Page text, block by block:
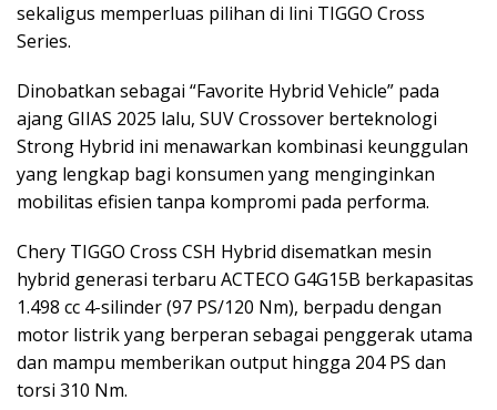
sekaligus memperluas pilihan di lini TIGGO Cross
Series.
Dinobatkan sebagai “Favorite Hybrid Vehicle” pada
ajang GIIAS 2025 lalu, SUV Crossover berteknologi
Strong Hybrid ini menawarkan kombinasi keunggulan
yang lengkap bagi konsumen yang menginginkan
mobilitas efisien tanpa kompromi pada performa.
Chery TIGGO Cross CSH Hybrid disematkan mesin
hybrid generasi terbaru ACTECO G4G15B berkapasitas
1.498 cc 4-silinder (97 PS/120 Nm), berpadu dengan
motor listrik yang berperan sebagai penggerak utama
dan mampu memberikan output hingga 204 PS dan
torsi 310 Nm.